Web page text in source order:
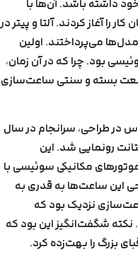
داشته باشد. آن‌ها با
را آغاز کردند. آلتا و پیتر در
می‌پرداختند. اولین
بود. چرا که در آن زمان،
بسته و سنتی ساعت‌سازی
در طراحی، سرانجام در سال
رونمایی شد. این
از موتورهای مکانیکی سوئیسی با
این ساعت‌ها به قدری به
نزدیک بود که
نکته شگفت‌انگیز این بود که
بزرگ را بهت‌زده کرد.